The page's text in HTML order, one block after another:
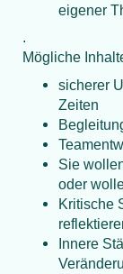
eigener
.
Mögliche
sicherer
Zeiten
Sie
oder
Kritische
Innere